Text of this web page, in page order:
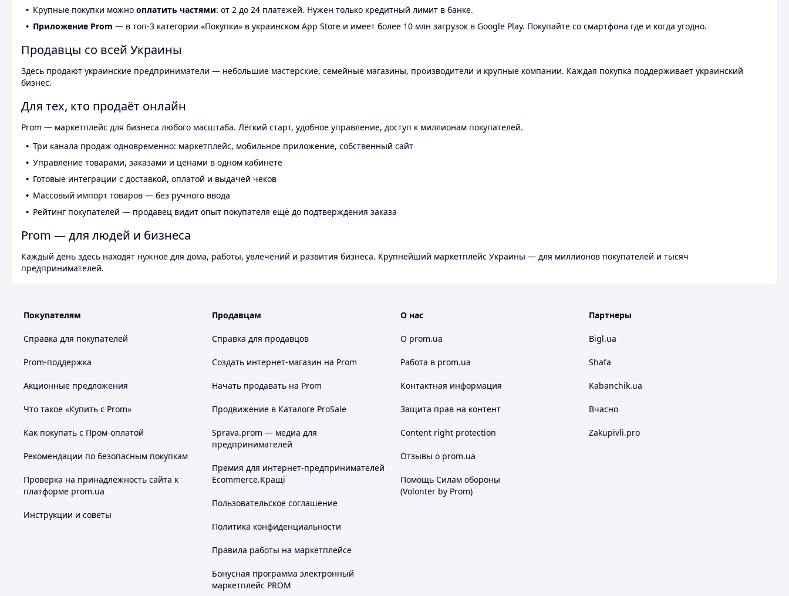
Крупные покупки можно оплатить частями: от 2 до 24 платежей. Нужен только кредитный лимит в банке.
Приложение Prom — в топ-3 категории «Покупки» в украинском App Store и имеет более 10 млн загрузок в Google Play. Покупайте со смартфона где и когда угодно.
Продавцы со всей Украины
Здесь продают украинские предприниматели — небольшие мастерские, семейные магазины, производители и крупные компании. Каждая покупка поддерживает украинский
бизнес.
Для тех, кто продаёт онлайн
Prom — маркетплейс для бизнеса любого масштаба. Лёгкий старт, удобное управление, доступ к миллионам покупателей.
Три канала продаж одновременно: маркетплейс, мобильное приложение, собственный сайт
Управление товарами, заказами и ценами в одном кабинете
Готовые интеграции с доставкой, оплатой и выдачей чеков
Массовый импорт товаров — без ручного ввода
Рейтинг покупателей — продавец видит опыт покупателя ещё до подтверждения заказа
Prom — для людей и бизнеса
Каждый день здесь находят нужное для дома, работы, увлечений и развития бизнеса. Крупнейший маркетплейс Украины — для миллионов покупателей и тысяч
предпринимателей.
Покупателям
Справка для покупателей
Prom-поддержка
Акционные предложения
Что такое «Купить с Prom»
Как покупать с Пром-оплатой
Рекомендации по безопасным покупкам
Проверка на принадлежность сайта к
платформе prom.ua
Инструкции и советы
Продавцам
Справка для продавцов
Создать интернет-магазин на Prom
Начать продавать на Prom
Продвижение в Каталоге ProSale
Sprava.prom — медиа для
предпринимателей
Премия для интернет-предпринимателей
Ecommerce.Кращі
Пользовательское соглашение
Политика конфиденциальности
Правила работы на маркетплейсе
Бонусная программа электронный
маркетплейс PROM
О нас
О prom.ua
Работа в prom.ua
Контактная информация
Защита прав на контент
Content right protection
Отзывы о prom.ua
Помощь Силам обороны
(Volonter by Prom)
Партнеры
Bigl.ua
Shafa
Kabanchik.ua
Вчасно
Zakupivli.pro